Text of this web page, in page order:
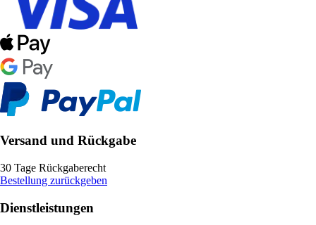
Versand und Rückgabe
30 Tage Rückgaberecht
Bestellung zurückgeben
Dienstleistungen